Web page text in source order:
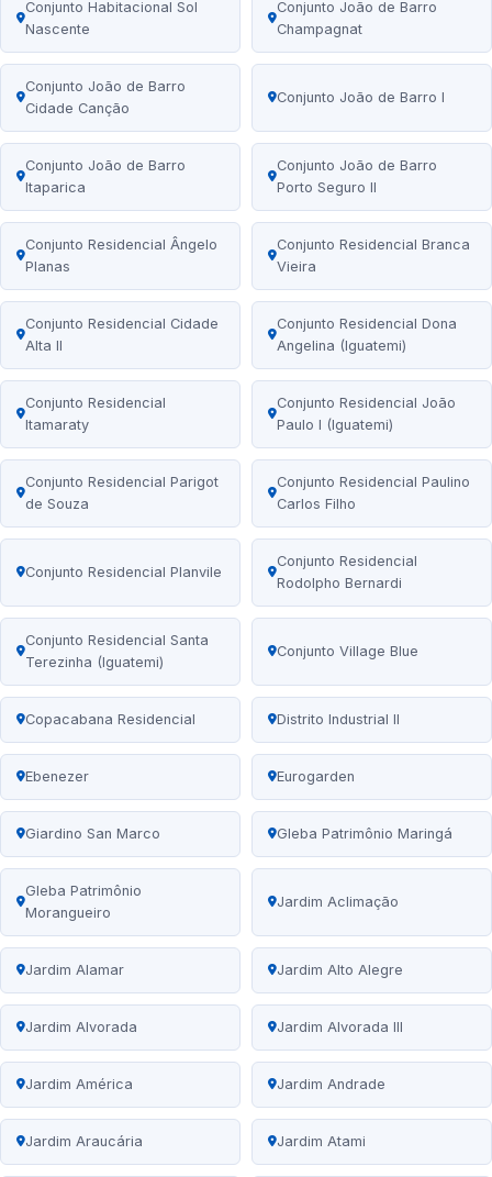
Conjunto Habitacional Sol
Nascente
Conjunto João de Barro
Champagnat
Conjunto João de Barro
Cidade Canção
Conjunto João de Barro I
Conjunto João de Barro
Itaparica
Conjunto João de Barro
Porto Seguro II
Conjunto Residencial Ângelo
Planas
Conjunto Residencial Branca
Vieira
Conjunto Residencial Cidade
Alta II
Conjunto Residencial Dona
Angelina (Iguatemi)
Conjunto Residencial
Itamaraty
Conjunto Residencial João
Paulo I (Iguatemi)
Conjunto Residencial Parigot
de Souza
Conjunto Residencial Paulino
Carlos Filho
Conjunto Residencial Planvile
Conjunto Residencial
Rodolpho Bernardi
Conjunto Residencial Santa
Terezinha (Iguatemi)
Conjunto Village Blue
Copacabana Residencial Distrito Industrial II
Ebenezer Eurogarden
Giardino San Marco Gleba Patrimônio Maringá
Gleba Patrimônio
Morangueiro
Jardim Aclimação
Jardim Alamar Jardim Alto Alegre
Jardim Alvorada Jardim Alvorada III
Jardim América Jardim Andrade
Jardim Araucária Jardim Atami